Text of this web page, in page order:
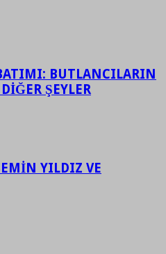
BUTLANCILARIN
ŞEYLER
YILDIZ VE